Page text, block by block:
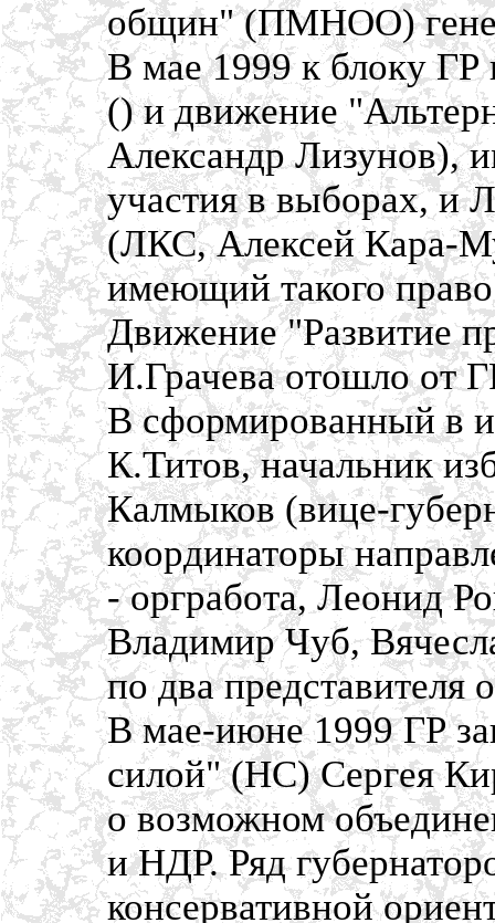
общин" (ПМНОО)
В мае 1999 к блоку
() и движение
Александр Лизунов),
участия в выборах, и
(ЛКС, Алексей Кара-
имеющий такого
Движение "Развитие
И.Грачева отошло от
В сформированный в
К.Титов, начальник
Калмыков (вице-
координаторы
- оргработа, Леонид
Владимир Чуб,
по два представителя
В мае-июне 1999 ГР
силой" (НС) Сергея
о возможном
и НДР. Ряд
консервативной